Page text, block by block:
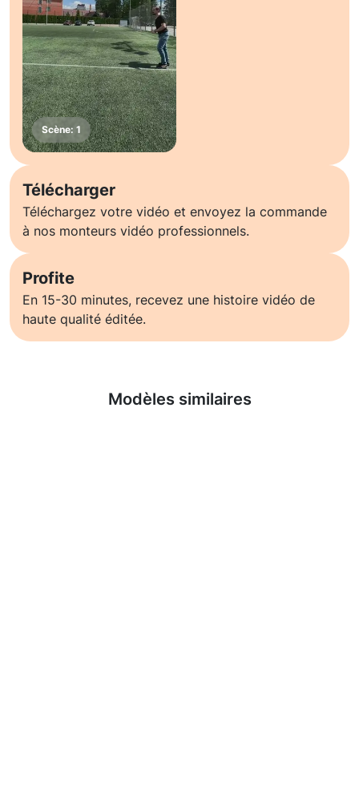
Télécharger
Téléchargez votre vidéo et envoyez la commande
à nos monteurs vidéo professionnels.
Profite
En 15-30 minutes, recevez une histoire vidéo de
haute qualité éditée.
Modèles similaires
En savoir plus